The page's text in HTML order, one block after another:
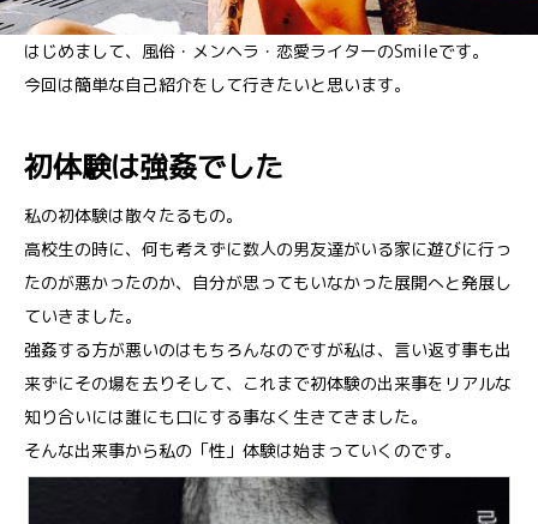
はじめまして、風俗・メンヘラ・恋愛ライターのSmileです。
今回は簡単な自己紹介をして行きたいと思います。
初体験は強姦でした
私の初体験は散々たるもの。
高校生の時に、何も考えずに数人の男友達がいる家に遊びに行っ
たのが悪かったのか、自分が思ってもいなかった展開へと発展し
ていきました。
強姦する方が悪いのはもちろんなのですが私は、言い返す事も出
来ずにその場を去りそして、これまで初体験の出来事をリアルな
知り合いには誰にも口にする事なく生きてきました。
そんな出来事から私の「性」体験は始まっていくのです。